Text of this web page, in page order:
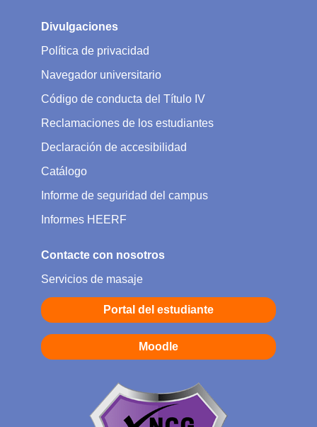
Divulgaciones
Política de privacidad
Navegador universitario
Código de conducta del Título IV
Reclamaciones de los estudiantes
Declaración de accesibilidad
Catálogo
Informe de seguridad del campus
Informes HEERF
Contacte con nosotros
Servicios de masaje
Portal del estudiante
Moodle